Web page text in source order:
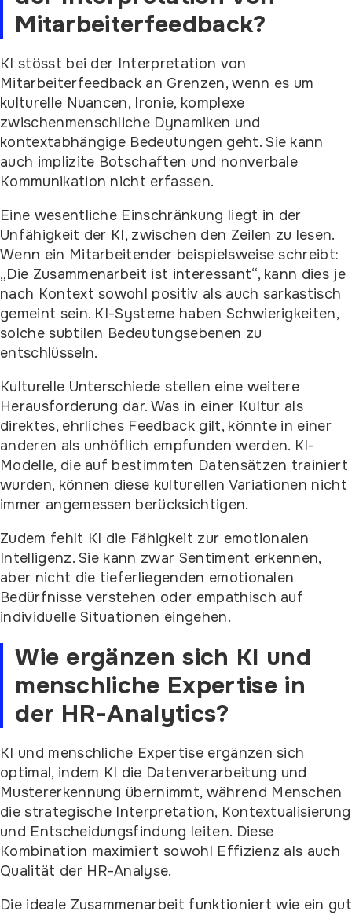
Mitarbeiterfeedback?
KI stösst bei der Interpretation von
Mitarbeiterfeedback an Grenzen, wenn es um
kulturelle Nuancen, Ironie, komplexe
zwischenmenschliche Dynamiken und
kontextabhängige Bedeutungen geht. Sie kann
auch implizite Botschaften und nonverbale
Kommunikation nicht erfassen.
Eine wesentliche Einschränkung liegt in der
Unfähigkeit der KI, zwischen den Zeilen zu lesen.
Wenn ein Mitarbeitender beispielsweise schreibt:
„Die Zusammenarbeit ist interessant“, kann dies je
nach Kontext sowohl positiv als auch sarkastisch
gemeint sein. KI-Systeme haben Schwierigkeiten,
solche subtilen Bedeutungsebenen zu
entschlüsseln.
Kulturelle Unterschiede stellen eine weitere
Herausforderung dar. Was in einer Kultur als
direktes, ehrliches Feedback gilt, könnte in einer
anderen als unhöflich empfunden werden. KI-
Modelle, die auf bestimmten Datensätzen trainiert
wurden, können diese kulturellen Variationen nicht
immer angemessen berücksichtigen.
Zudem fehlt KI die Fähigkeit zur emotionalen
Intelligenz. Sie kann zwar Sentiment erkennen,
aber nicht die tieferliegenden emotionalen
Bedürfnisse verstehen oder empathisch auf
individuelle Situationen eingehen.
Wie ergänzen sich KI und
menschliche Expertise in
der HR-Analytics?
KI und menschliche Expertise ergänzen sich
optimal, indem KI die Datenverarbeitung und
Mustererkennung übernimmt, während Menschen
die strategische Interpretation, Kontextualisierung
und Entscheidungsfindung leiten. Diese
Kombination maximiert sowohl Effizienz als auch
Qualität der HR-Analyse.
Die ideale Zusammenarbeit funktioniert wie ein gut